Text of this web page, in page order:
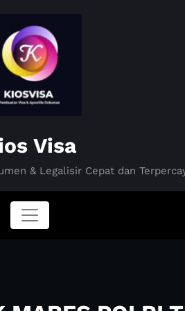
Visa
& Legalisir Cepat dan